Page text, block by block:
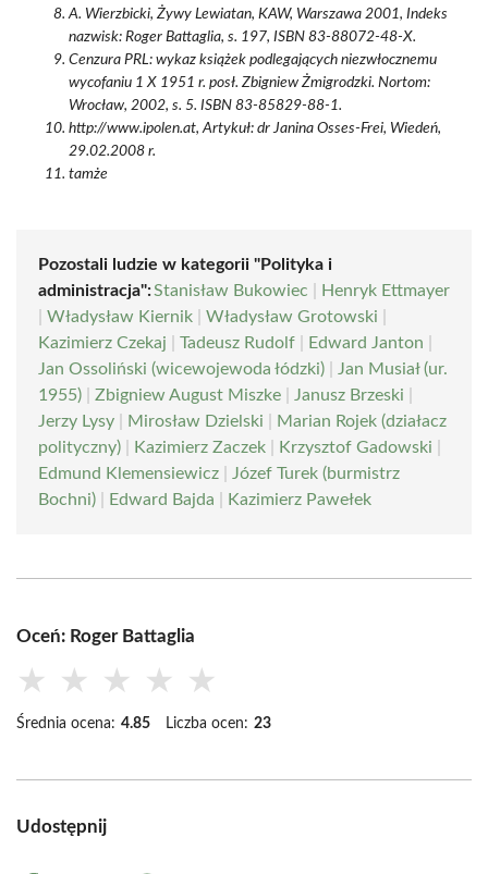
A. Wierzbicki, Żywy Lewiatan, KAW, Warszawa 2001, Indeks
nazwisk: Roger Battaglia, s. 197, ISBN 83-88072-48-X.
Cenzura PRL: wykaz książek podlegających niezwłocznemu
wycofaniu 1 X 1951 r. posł. Zbigniew Żmigrodzki. Nortom:
Wrocław, 2002, s. 5. ISBN 83-85829-88-1.
http://www.ipolen.at, Artykuł: dr Janina Osses-Frei, Wiedeń,
29.02.2008 r.
tamże
Pozostali ludzie w kategorii "Polityka i
administracja":Stanisław Bukowiec
Henryk Ettmayer
Władysław Kiernik Władysław Grotowski
Kazimierz Czekaj
Tadeusz Rudolf Edward Janton
Jan Ossoliński (wicewojewoda łódzki)
Jan Musiał (ur.
1955)
Zbigniew August Miszke Janusz Brzeski
Jerzy Lysy
Mirosław Dzielski
Marian Rojek (działacz
polityczny)
Kazimierz Zaczek Krzysztof Gadowski
Edmund Klemensiewicz
Józef Turek (burmistrz
Bochni)
Edward Bajda Kazimierz Pawełek
Oceń: Roger Battaglia
★ ★ ★ ★ ★
Średnia ocena: 4.85 Liczba ocen: 23
Udostępnij